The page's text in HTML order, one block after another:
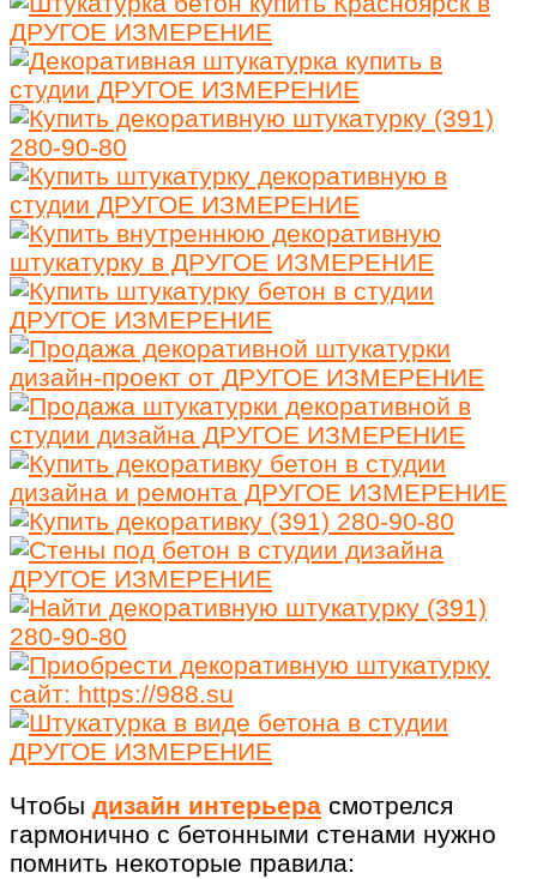
Чтобы дизайн интерьера смотрелся
гармонично с бетонными стенами нужно
помнить некоторые правила: